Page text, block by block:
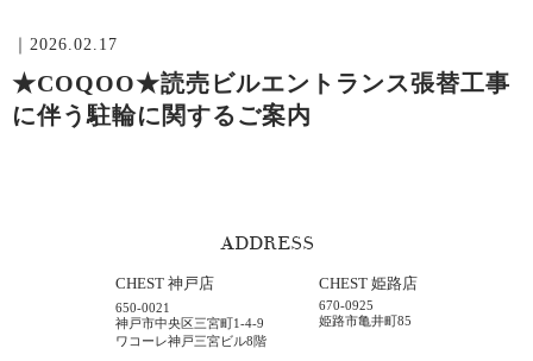
｜2026.02.17
★COQOO★読売ビルエントランス張替工事
に伴う駐輪に関するご案内
ADDRESS
CHEST 神戸店
650-0021
神戸市中央区三宮町1-4-9
ワコーレ神戸三宮ビル8階
CHEST 姫路店
670-0925
姫路市亀井町85